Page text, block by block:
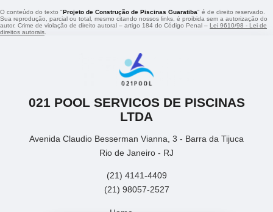
O conteúdo do texto "Projeto de Construção de Piscinas Guaratiba" é de direito reservado.
Sua reprodução, parcial ou total, mesmo citando nossos links, é proibida sem a autorização do
autor. Crime de violação de direito autoral – artigo 184 do Código Penal – Lei 9610/98 - Lei de
direitos autorais
021 POOL SERVICOS DE PISCINAS
LTDA
Avenida Claudio Besserman Vianna, 3 - Barra da Tijuca
Rio de Janeiro - RJ
(21) 4141-4409
(21) 98057-2527